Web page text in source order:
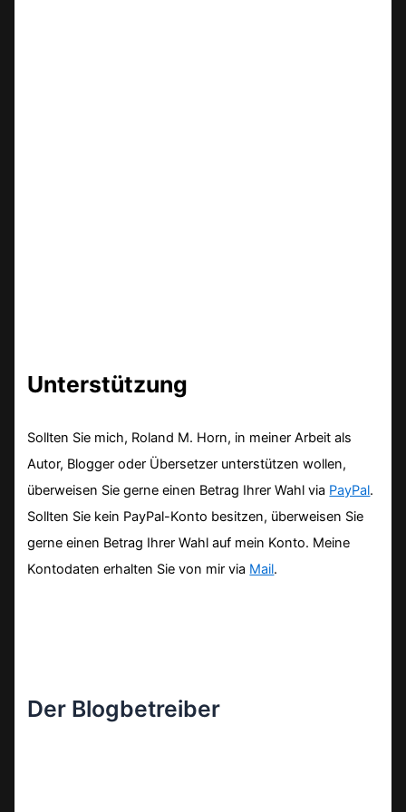
Unterstützung
Sollten Sie mich, Roland M. Horn, in meiner Arbeit als
Autor, Blogger oder Übersetzer unterstützen wollen,
überweisen Sie gerne einen Betrag Ihrer Wahl via PayPal.
Sollten Sie kein PayPal-Konto besitzen, überweisen Sie
gerne einen Betrag Ihrer Wahl auf mein Konto. Meine
Kontodaten erhalten Sie von mir via Mail.
Der Blogbetreiber